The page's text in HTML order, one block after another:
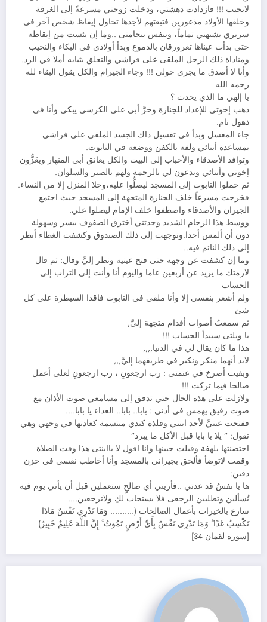
لايجيب !!! فازدادت دهشتي، ودخلت زوجتي مسرعةً إلى الغرفة
وخلفها الأولاد مذعورين فتبعتهم لأجدها تحاول إيقاظ شخص آخر في
سريري يشبهني تماماً، وبنفس بيجامتى ..وما إن يئست من إيقاظه
حتى بدأت عيناها تغرورقان بالدموع وبدأ أولادي في البكاء والنحيب
ومناداة ذلك الرجل الملقى على فراشي والتعلق بثيابه أملا في الرد.
وأنا لا أصدق ما يجري حولي !!! وجاء الجيرام والكل يقول البقاء لله
رحمه الله
يا إلهي ما الذي يحدث ؟
ذهب إخوتي للإعداد للجنازة وخرَّ أبي على الكرسي يبكي وأنا في
ذهول تام.
جاء المغسل وبدأ في تغسيل ذاك الجسد الملقى على فراشي
بمساعدة أبنائي ولفه بالكفن ووضعه في التابوت.
وتوافد الأصدقاء والأحباب إلى البيت والكل يعانق أبي المنهار ويعَزُّون
إخوتي وأبنائي ويدعون لي بالرحمة ولهم بالصبر والسلوان.
ثم حملوا التابوت إلى المسجد ليصلُّوا عليه،وخلا المنزل إلا من النساء.
فخرجت مسرعاً خلف الجنازة المتجهة إلى المسجد حيث اجتمع
الجيران والأصدقاء واصطفوا خلف الإمام ليصلوا علي.
ووسط هذا الزحام الشديد وجدتني أخترق الصفوف بيسر وسهولة
دون أن ألمس أحدا.وتوجهت إلى ذلك الصندوق وكشفت الغطاء أنظر
إلى ذلك النائم فيه..
وما إن كشفت عن وجهه حتى فتح عينيه ونظر إليَّ وقال: ثم قال
لازمتك ما يزيد عن أربعين عاما واليوم أنا وأنت إلى التراب إلى
الحساب
ولم أشعر بنفسي إلا وأنا ملقى في التابوت فاقدا السيطرة على كل
شئ
ثم سمعتُ أصوات أقدام متجهة إليَّ,
يا ويلتى سيبدأ الحساب !!!
هذا ما كان يقال لي في الدنيا,,,,
لابد أنهما منكر ونكير في طريقهما إليَّ,,,
وبقيت أصرخ في عتمتى : رب ارجعونِ ، رب ارجعونِ لعلى أعمل
صالحا فيما تركت !!!
ولازلت على هذه الحال حتي تدفق إلى مسامعي صوت الأذان مع
صوت رقيق يهمس في أذني : بابا.. بابا.. الغداء يا بابا….
ففتحت عينيَّ لأجد ابنتي وفلذة كبدي مبتسمة كعادتها في وجهي وهي
تقول: ” يلا يا بابا قبل الأكل ما يبرد”
احتضنتها بلهفة وقبلت جبينها وانا اقول لا ياابنتى هذا وفت الصلاة
وقمت لاتوضأ فألحق بجيرانى بالمسجد وأنا أخاطب نفسي فى حزن
دفين:
ها يا نفسُ قد عدتي ..فأريني أي صالحٍ ستعملين قبل أن يأتي يوم فيه
تُسألين وتطلبين الرجعى فلا يستجاب لكِ ولاترجعين….
سارع بالخيرات بأعمال الصالحات (………. وَمَا تَدْرِي نَفْسٌ مَاذَا
تَكْسِبُ غَدًا ۖ وَمَا تَدْرِي نَفْسٌ بِأَيِّ أَرْضٍ تَمُوتُ ۚ إِنَّ اللَّهَ عَلِيمٌ خَبِيرٌ)
[سورة لقمان 34]